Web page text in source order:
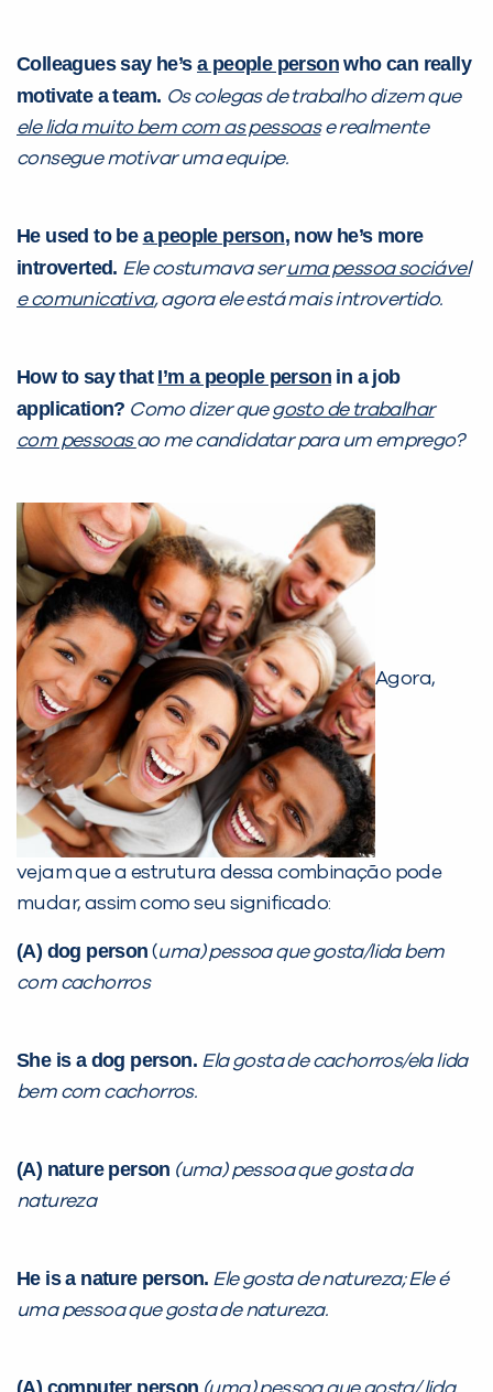
Colleagues say he’s a people person who can really
motivate a team. Os colegas de trabalho dizem que
ele lida muito bem com as pessoase realmente
consegue motivar uma equipe.
He used to be a people person, now he’s more
introverted. Ele costumava seruma pessoa sociável
e comunicativa, agora ele está mais introvertido.
How to say that I’m a people person in a job
application? Como dizer quegosto de trabalhar
com pessoasao me candidatar para um emprego?
Agora,
vejam que a estrutura dessa combinação pode
mudar, assim como seu significado:
(A) dog person (uma) pessoa que gosta/lida bem
com cachorros
She is a dog person. Ela gosta de cachorros/ela lida
bem com cachorros.
(A) nature person (uma)pessoa que gosta da
natureza
He is a nature person. Ele gosta de natureza; Ele é
uma pessoa que gosta de natureza.
(A) computer person